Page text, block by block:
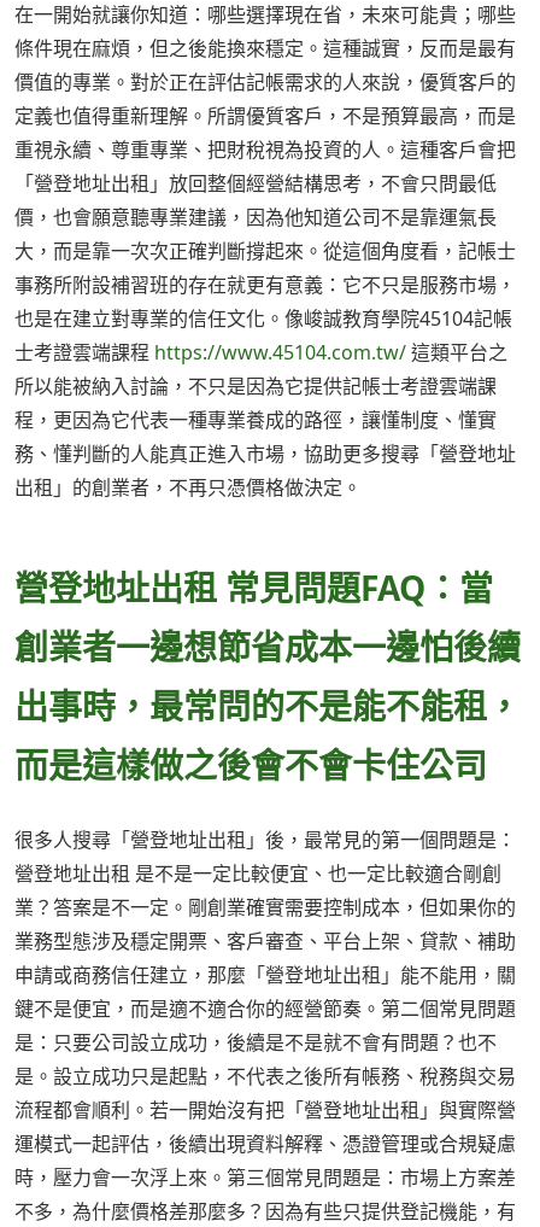
在一開始就讓你知道：哪些選擇現在省，未來可能貴；哪些
條件現在麻煩，但之後能換來穩定。這種誠實，反而是最有
價值的專業。對於正在評估記帳需求的人來說，優質客戶的
定義也值得重新理解。所謂優質客戶，不是預算最高，而是
重視永續、尊重專業、把財稅視為投資的人。這種客戶會把
「營登地址出租」放回整個經營結構思考，不會只問最低
價，也會願意聽專業建議，因為他知道公司不是靠運氣長
大，而是靠一次次正確判斷撐起來。從這個角度看，記帳士
事務所附設補習班的存在就更有意義：它不只是服務市場，
也是在建立對專業的信任文化。像峻誠教育學院45104記帳
士考證雲端課程 https://www.45104.com.tw/這類平台之
所以能被納入討論，不只是因為它提供記帳士考證雲端課
程，更因為它代表一種專業養成的路徑，讓懂制度、懂實
務、懂判斷的人能真正進入市場，協助更多搜尋「營登地址
出租」的創業者，不再只憑價格做決定。
營登地址出租 常見問題FAQ：當
創業者一邊想節省成本一邊怕後續
出事時，最常問的不是能不能租，
而是這樣做之後會不會卡住公司
很多人搜尋「營登地址出租」後，最常見的第一個問題是：
營登地址出租 是不是一定比較便宜、也一定比較適合剛創
業？答案是不一定。剛創業確實需要控制成本，但如果你的
業務型態涉及穩定開票、客戶審查、平台上架、貸款、補助
申請或商務信任建立，那麼「營登地址出租」能不能用，關
鍵不是便宜，而是適不適合你的經營節奏。第二個常見問題
是：只要公司設立成功，後續是不是就不會有問題？也不
是。設立成功只是起點，不代表之後所有帳務、稅務與交易
流程都會順利。若一開始沒有把「營登地址出租」與實際營
運模式一起評估，後續出現資料解釋、憑證管理或合規疑慮
時，壓力會一次浮上來。第三個常見問題是：市場上方案差
不多，為什麼價格差那麼多？因為有些只提供登記機能，有